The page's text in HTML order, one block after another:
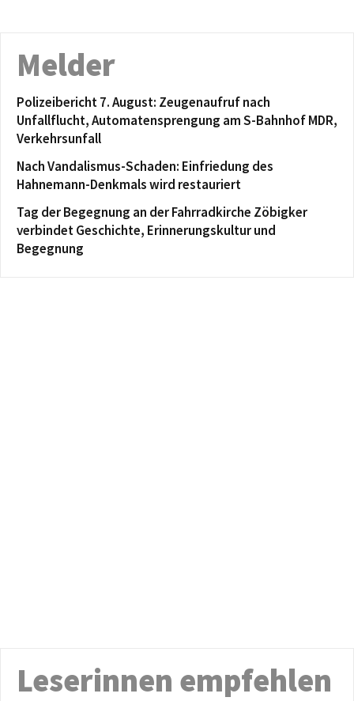
Melder
Polizeibericht 7. August: Zeugenaufruf nach
Unfallflucht, Automatensprengung am S-Bahnhof MDR,
Verkehrsunfall
Nach Vandalismus-Schaden: Einfriedung des
Hahnemann-Denkmals wird restauriert
Tag der Begegnung an der Fahrradkirche Zöbigker
verbindet Geschichte, Erinnerungskultur und
Begegnung
Leserinnen empfehlen